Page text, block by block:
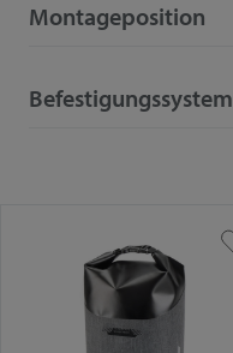
Montageposition
Befestigungssystem